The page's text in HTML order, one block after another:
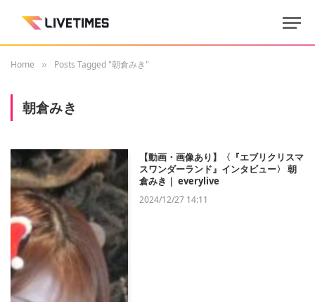
Home » Posts Tagged "朝倉みき"
朝倉みき
【動画・画像あり】〈『エブリクリスマ
スワンダーランド』インタビュー〉 朝
倉みき｜ everylive
2024/12/27 14:11